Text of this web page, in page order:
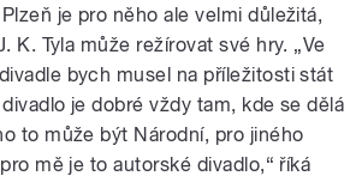
je pro něho ale velmi důležitá,
K. Tyla může režírovat své hry. „Ve
bych musel na příležitosti stát
je dobré vždy tam, kde se dělá
to může být Národní, pro jiného
mě je to autorské divadlo,“ říká